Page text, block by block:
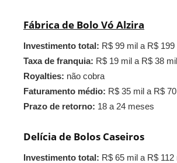
Fábrica de Bolo Vó Alzira
Investimento total: R$ 99 mil a R$ 199
Taxa de franquia: R$ 19 mil a R$ 38 mil
Royalties: não cobra
Faturamento médio: R$ 35 mil a R$
Prazo de retorno: 18 a 24 meses
Delícia de Bolos Caseiros
Investimento total: R$ 65 mil a R$ 112